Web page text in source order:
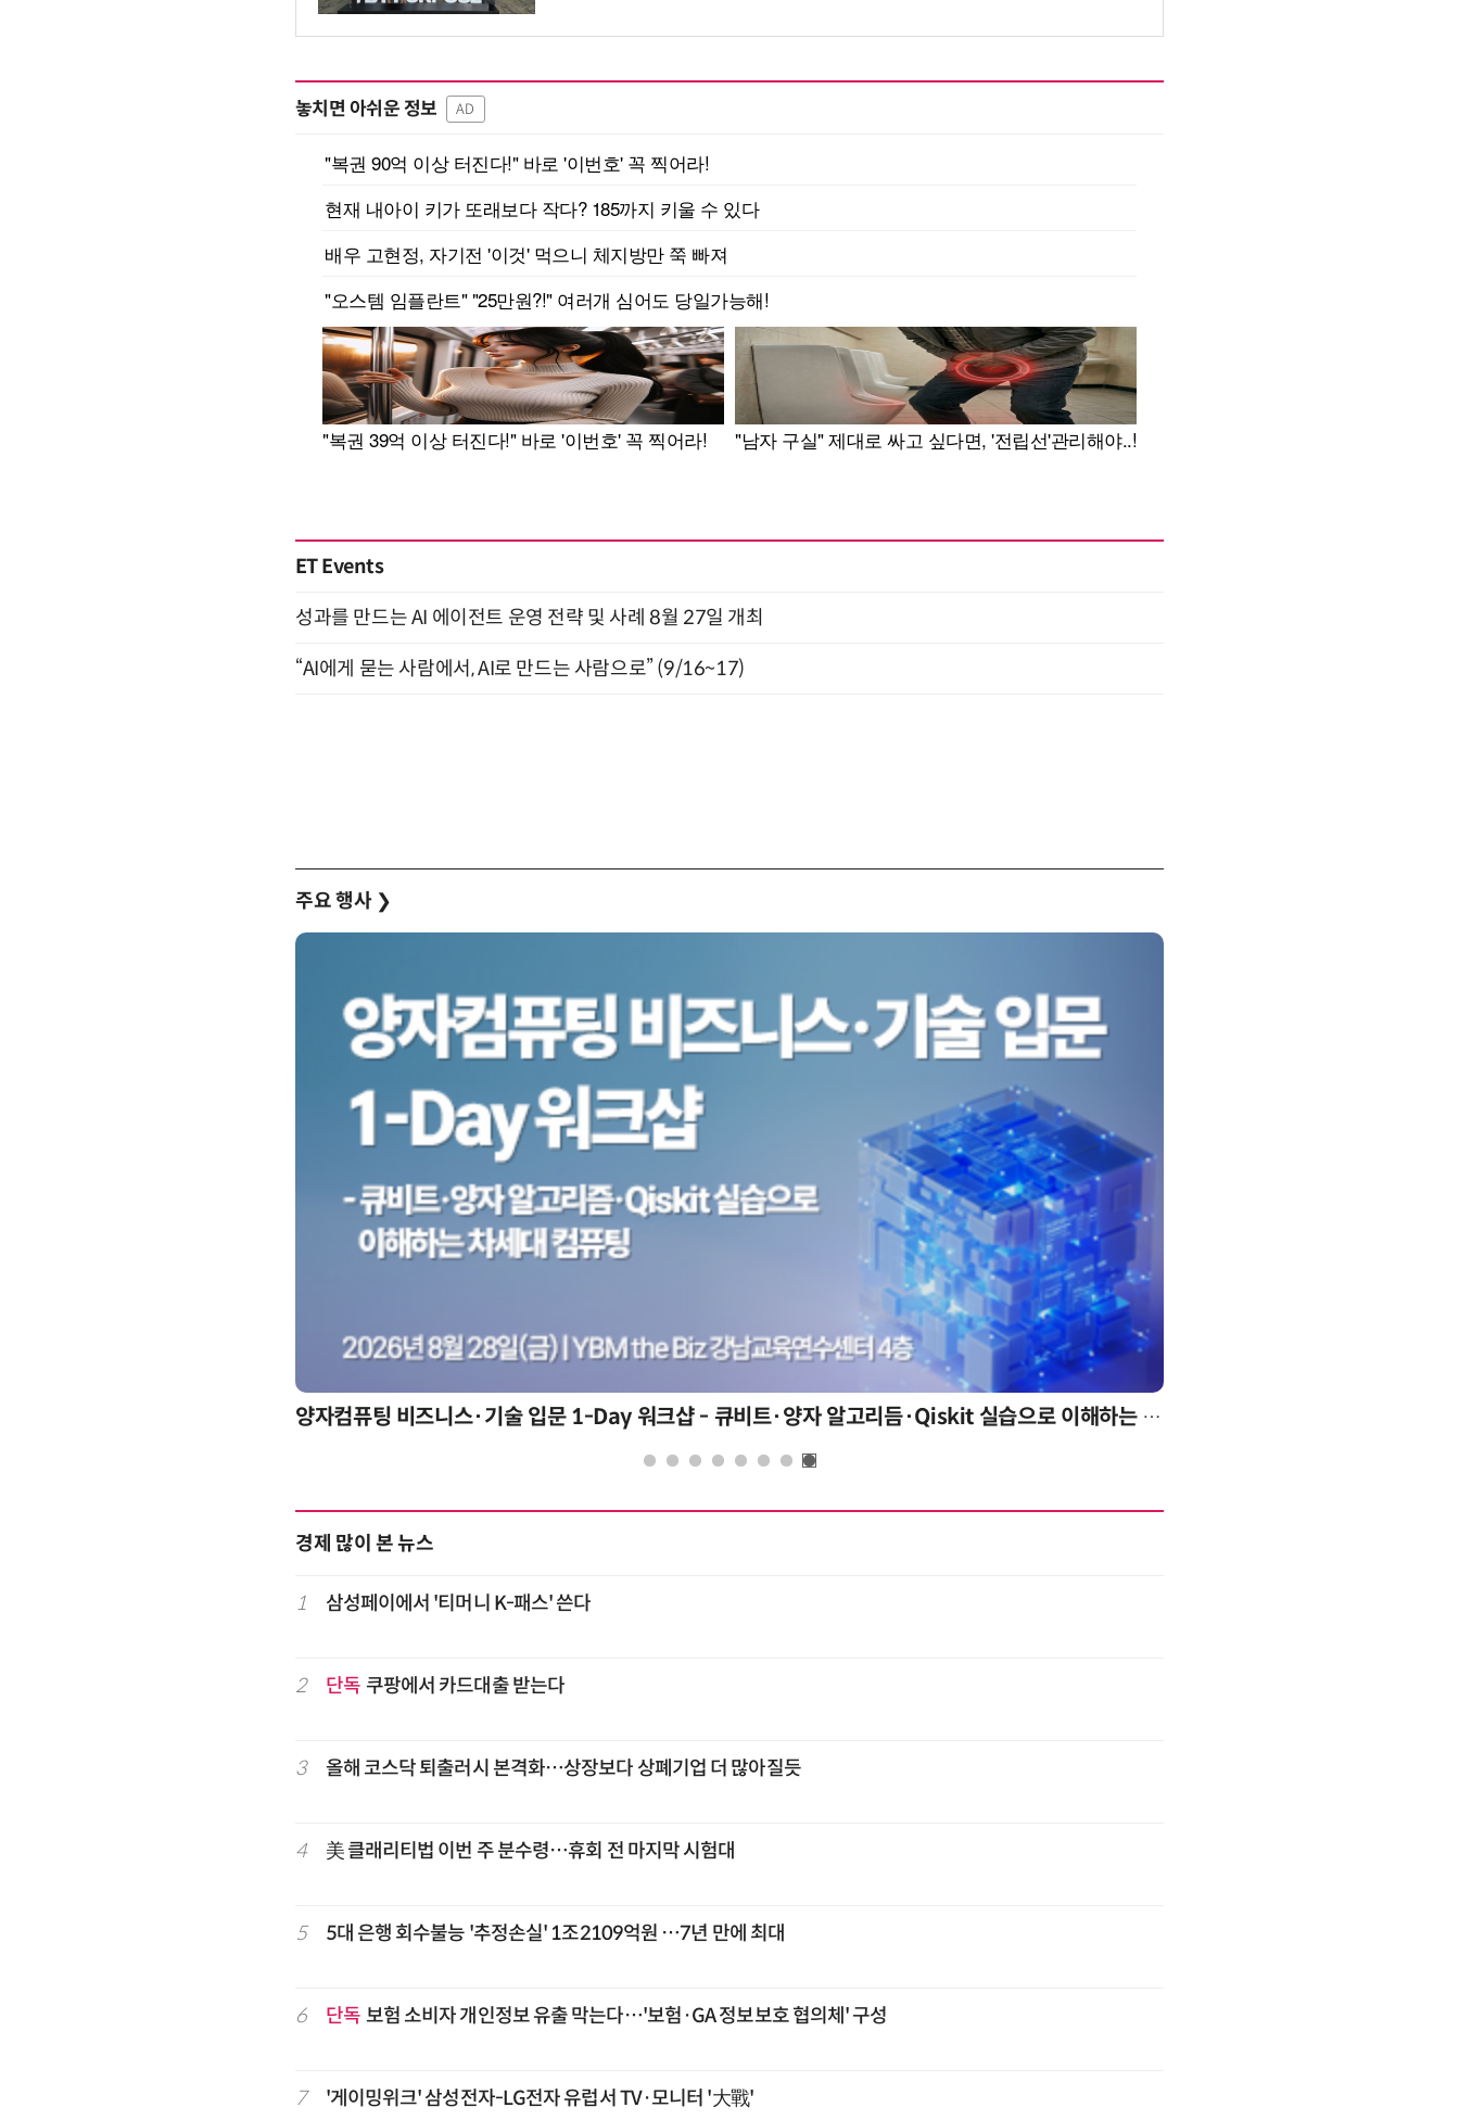
놓치면 아쉬운 정보 AD
ET Events
성과를 만드는 AI 에이전트 운영 전략 및 사례 8월 27일 개최
“AI에게 묻는 사람에서, AI로 만드는 사람으로” (9/16~17)
주요 행사 ❯
양자컴퓨팅 비즈니스·기술 입문 1-Day 워크샵 - 큐비트·양자 알고리듬·Qiskit 실습으로 이해하는 차세대
경제 많이 본 뉴스
1 삼성페이에서 '티머니 K-패스' 쓴다
2 단독 쿠팡에서 카드대출 받는다
3 올해 코스닥 퇴출러시 본격화…상장보다 상폐기업 더 많아질듯
4 美 클래리티법 이번 주 분수령…휴회 전 마지막 시험대
5 5대 은행 회수불능 '추정손실' 1조2109억원 …7년 만에 최대
6 단독 보험 소비자 개인정보 유출 막는다…'보험·GA 정보보호 협의체' 구성
7 '게이밍위크' 삼성전자-LG전자 유럽서 TV·모니터 '大戰'